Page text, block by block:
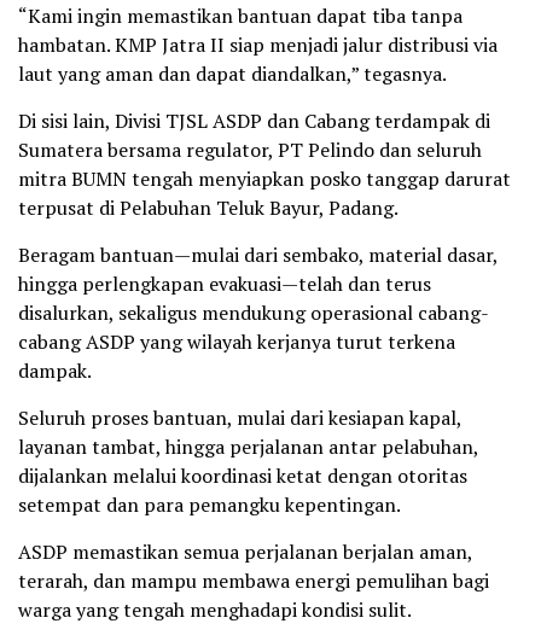
“Kami ingin memastikan bantuan dapat tiba tanpa
hambatan. KMP Jatra II siap menjadi jalur distribusi via
laut yang aman dan dapat diandalkan,” tegasnya.
Di sisi lain, Divisi TJSL ASDP dan Cabang terdampak di
Sumatera bersama regulator, PT Pelindo dan seluruh
mitra BUMN tengah menyiapkan posko tanggap darurat
terpusat di Pelabuhan Teluk Bayur, Padang.
Beragam bantuan—mulai dari sembako, material dasar,
hingga perlengkapan evakuasi—telah dan terus
disalurkan, sekaligus mendukung operasional cabang-
cabang ASDP yang wilayah kerjanya turut terkena
dampak.
Seluruh proses bantuan, mulai dari kesiapan kapal,
layanan tambat, hingga perjalanan antar pelabuhan,
dijalankan melalui koordinasi ketat dengan otoritas
setempat dan para pemangku kepentingan.
ASDP memastikan semua perjalanan berjalan aman,
terarah, dan mampu membawa energi pemulihan bagi
warga yang tengah menghadapi kondisi sulit.